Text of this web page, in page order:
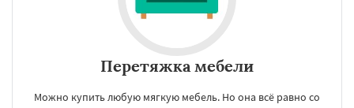
Перетяжка мебели
Можно купить любую мягкую мебель. Но она всё равно со